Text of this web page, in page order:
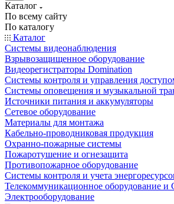
Каталог
По всему сайту
По каталогу
Каталог
Системы видеонаблюдения
Взрывозащищенное оборудование
Видеорегистраторы Domination
Системы контроля и управления
Системы оповещения и музыкальной
Источники питания и аккумуляторы
Сетевое оборудование
Материалы для монтажа
Кабельно-проводниковая продукция
Охранно-пожарные системы
Пожаротушение и огнезащита
Противопожарное оборудование
Системы контроля и учета
Телекоммуникационное оборудование
Электрооборудование